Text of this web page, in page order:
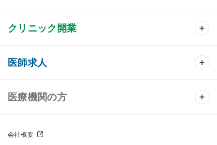
クリニック開業
クリニック開業 TOP
クリニック物件検索
クリニックの開業スタイル
医師求人
医師求人 TOP
常勤求人検索
医療機関の方
会社概要